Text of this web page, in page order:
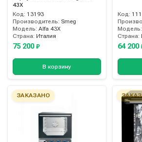
43X
Код: 13193
Производитель: Smeg
Модель: Alfa 43X
Страна: Италия
75 200 ₽
В корзину
Код:
Модель:
Страна:
64 200
ЗАКАЗАНО